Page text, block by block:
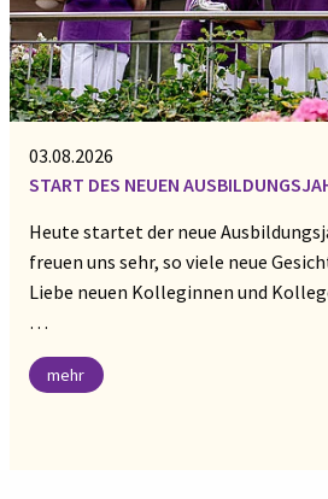
03.08.2026
START DES NEUEN
Heute startet der neue
freuen uns sehr, so viele neue
Liebe neuen Kolleginnen und
…
mehr